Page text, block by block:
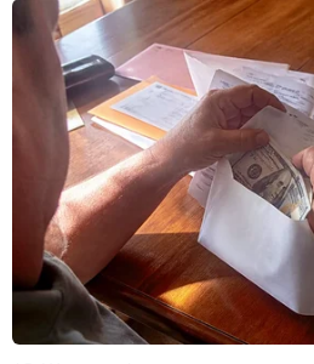
trong việc xác định đường
rút các vũ khí hạng nặng,
thỏa thuận Minsk.
Ông Kelin cũng nhấn
đạo mà Nga thường xuyên
giúp cứu trợ cư dân vùng
Theo ông, chính quyền
khâu tổ chức đón tiếp và bố
người tị nạn từ Ukraine